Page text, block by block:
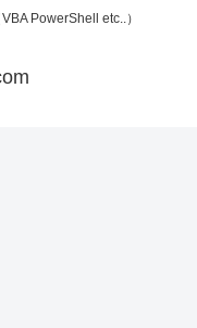
PowerShell etc..）